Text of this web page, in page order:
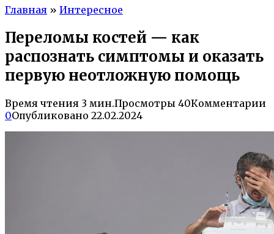
Главная » Интересное
Переломы костей — как
распознать симптомы и оказать
первую неотложную помощь
Время чтения 3 мин.Просмотры 40Комментарии
0Опубликовано 22.02.2024